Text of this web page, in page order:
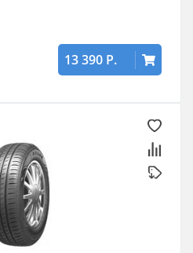
13 390 Р.